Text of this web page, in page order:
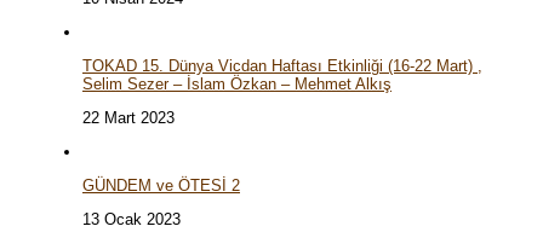
TOKAD 15. Dünya Vicdan Haftası Etkinliği (16-22 Mart) ,
Selim Sezer – İslam Özkan – Mehmet Alkış
22 Mart 2023
GÜNDEM ve ÖTESİ 2
13 Ocak 2023